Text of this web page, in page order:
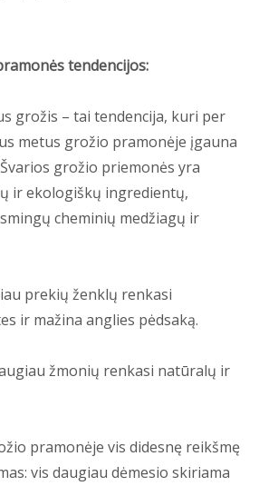
tendencijos:
grožis – tai tendencija, kuri per
metus grožio pramonėje įgauna
grožio priemonės yra
ir ekologiškų ingredientų,
cheminių medžiagų ir
prekių ženklų renkasi
ir mažina anglies pėdsaką.
žmonių renkasi natūralų ir
pramonėje vis didesnę reikšmę
vis daugiau dėmesio skiriama